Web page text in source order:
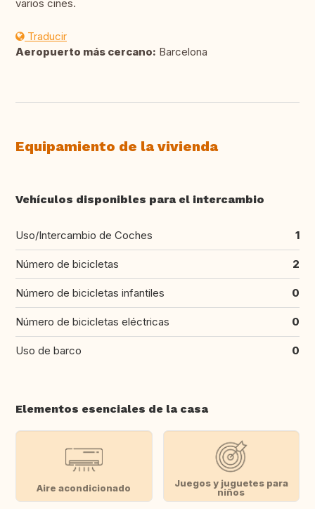
varios cines.
Traducir
Aeropuerto más cercano: Barcelona
Equipamiento de la vivienda
Vehículos disponibles para el intercambio
Uso/Intercambio de Coches 1
Número de bicicletas 2
Número de bicicletas infantiles 0
Número de bicicletas eléctricas 0
Uso de barco 0
Elementos esenciales de la casa
Aire acondicionado
Juegos y juguetes para
niños